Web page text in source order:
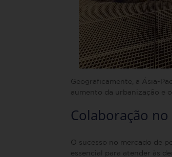
Geograficamente, a Ásia-
aumento da urbanização e
Colaboração
O sucesso no mercado de
essencial para atender às